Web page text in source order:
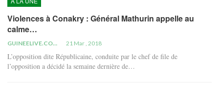
Violences à Conakry : Général Mathurin appelle au
calme…
GUINEELIVE.COM 21 Mar , 2018
L’opposition dite Républicaine, conduite par le chef de file de
l’opposition a décidé la semaine dernière de…